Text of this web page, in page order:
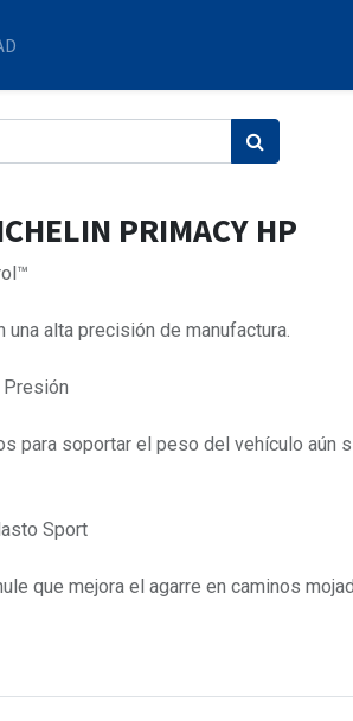
PRIMACY HP
alta precisión de manufactura.
para soportar el peso del vehículo aún
Sport
que mejora el agarre en caminos